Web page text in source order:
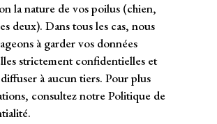
la nature de vos poilus (chien,
deux). Dans tous les cas, nous
à garder vos données
strictement confidentielles et
à aucun tiers. Pour plus
consultez notre Politique de